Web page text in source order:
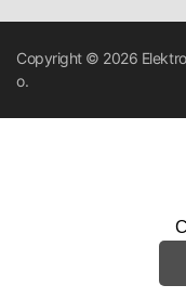
Copyright © 2026
o.